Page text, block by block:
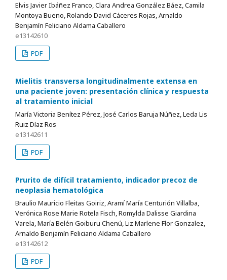
Elvis Javier Ibáñez Franco, Clara Andrea González Báez, Camila
Montoya Bueno, Rolando David Cáceres Rojas, Arnaldo
Benjamín Feliciano Aldama Caballero
e13142610
PDF
Mielitis transversa longitudinalmente extensa en
una paciente joven: presentación clínica y respuesta
al tratamiento inicial
María Victoria Benítez Pérez, José Carlos Baruja Núñez, Leda Lis
Ruiz Díaz Ros
e13142611
PDF
Prurito de difícil tratamiento, indicador precoz de
neoplasia hematológica
Braulio Mauricio Fleitas Goiriz, Aramí María Centurión Villalba,
Verónica Rose Marie Rotela Fisch, Romylda Dalisse Giardina
Varela, María Belén Goiburu Chenú, Liz Marlene Flor Gonzalez,
Arnaldo Benjamín Feliciano Aldama Caballero
e13142612
PDF